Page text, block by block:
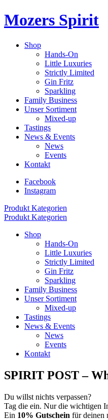
Mozers Spirit
Shop
Hands-On
Little Luxuries
Strictly Limited
Gin Fritz
Sparkling
Family Business
Unser Sortiment
Mixed-up
Tastings
News & Events
News
Events
Kontakt
Facebook
Instagram
Produkt Kategorien
Produkt Kategorien
Shop
Hands-On
Little Luxuries
Strictly Limited
Gin Fritz
Sparkling
Family Business
Unser Sortiment
Mixed-up
Tastings
News & Events
News
Events
Kontakt
SPIRIT POST –
Du willst nichts verpassen?
Tag die ein. Nur die wichtigen
Ein 10% Gutschein für deinen